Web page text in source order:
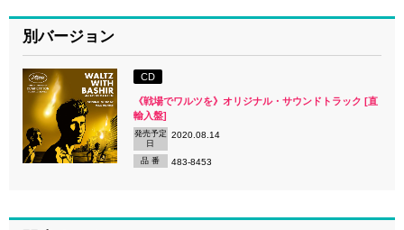
別バージョン
CD
《戦場でワルツを》オリジナル・サウンドトラック [直
輸入盤]
発売予定
日
2020.08.14
品 番 483-8453